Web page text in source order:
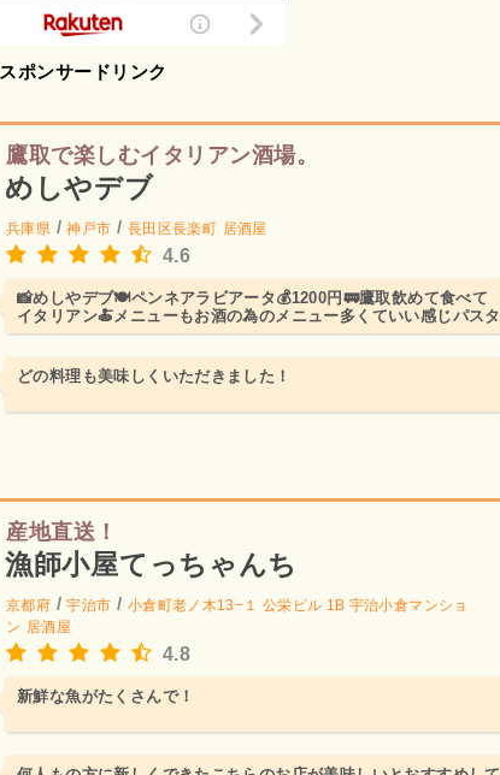
スポンサードリンク
鷹取で楽しむイタリアン酒場。
めしやデブ
兵庫県 /神戸市 / 長田区長楽町 居酒屋
4.6
📸めしやデブ🍽️ペンネアラビアータ💰1200円🚃鷹取飲めて食べて
イタリアン🍝メニューもお酒の為のメニュー多くていい感じパスタ
も色々あって悩む...
どの料理も美味しくいただきました！
産地直送！
漁師小屋てっちゃんち
京都府 /宇治市 / 小倉町老ノ木13−１ 公栄ビル 1B 宇治小倉マンショ
ン 居酒屋
4.8
新鮮な魚がたくさんで！